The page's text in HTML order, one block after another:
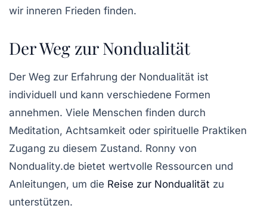
wir inneren Frieden finden.
Der Weg zur Nondualität
Der Weg zur Erfahrung der Nondualität ist
individuell und kann verschiedene Formen
annehmen. Viele Menschen finden durch
Meditation, Achtsamkeit oder spirituelle Praktiken
Zugang zu diesem Zustand. Ronny von
Nonduality.de bietet wertvolle Ressourcen und
Anleitungen, um die Reise zur Nondualität zu
unterstützen.